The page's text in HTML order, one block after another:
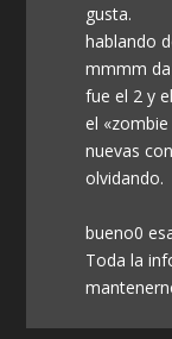
gusta.
hablando
mmmm
fue el 2 y
el
nuevas
olvidando.
bueno0
Toda la